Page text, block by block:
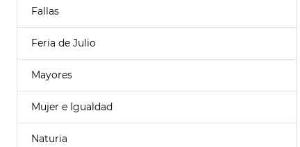
Fallas
Feria de Julio
Mayores
Mujer e Igualdad
Naturia